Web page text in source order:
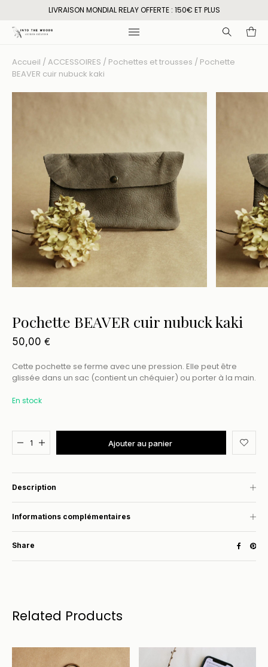
LIVRAISON MONDIAL RELAY OFFERTE : 150€ ET PLUS
Recherche
pour
:
Accueil / ACCESSOIRES / Pochettes et trousses / Pochette
BEAVER cuir nubuck kaki
Pochette BEAVER cuir nubuck kaki
50,00 €
Cette pochette se ferme avec une pression. Elle peut être
glissée dans un sac (contient un chéquier) ou porter à la main.
En stock
Ajouter au panier
Added to cart
Description
Informations complémentaires
Share
Related Products